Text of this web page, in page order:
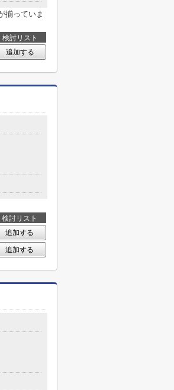
揃っていま
検討リスト
追加する
検討リスト
追加する
追加する